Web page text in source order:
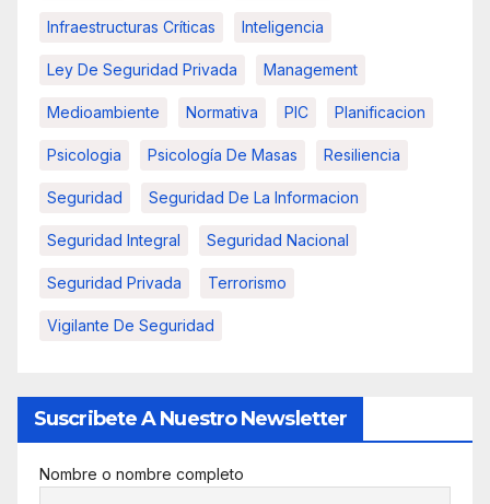
Infraestructuras Críticas Inteligencia
Ley De Seguridad Privada Management
Medioambiente Normativa PIC Planificacion
Psicologia Psicología De Masas Resiliencia
Seguridad Seguridad De La Informacion
Seguridad Integral Seguridad Nacional
Seguridad Privada Terrorismo
Vigilante De Seguridad
Suscribete A Nuestro Newsletter
Nombre o nombre completo